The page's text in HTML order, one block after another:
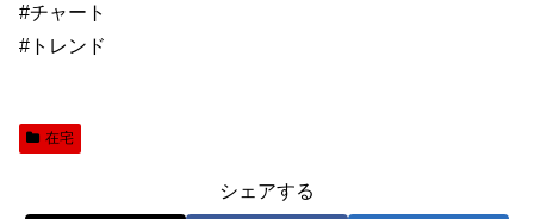
#チャート
#トレンド
在宅
シェアする